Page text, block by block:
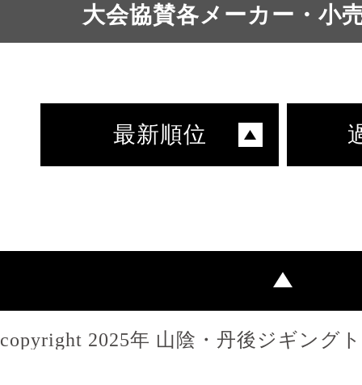
大会協賛各メーカー・小
最新順位
copyright 2025年 山陰・丹後ジギング